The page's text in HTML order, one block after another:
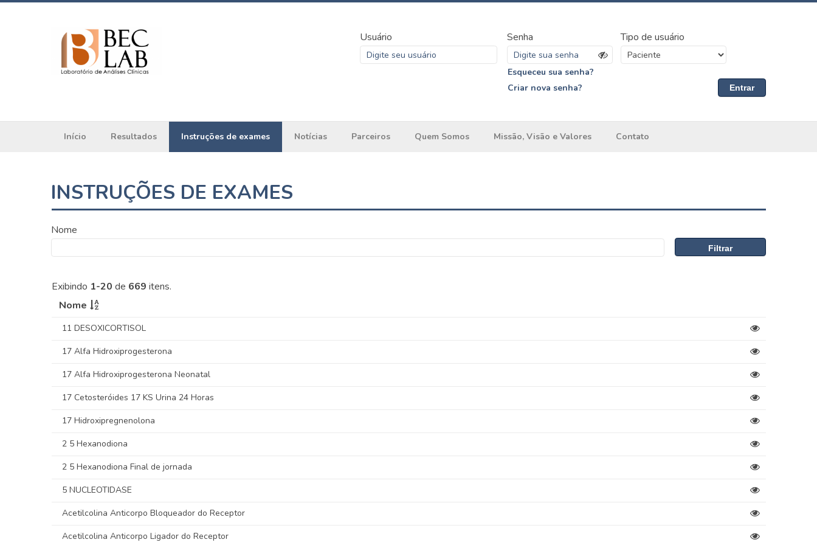
Usuário Senha
Esqueceu sua senha?
Criar nova senha?
Tipo de usuário
Entrar
Início Resultados Instruções de exames Notícias Parceiros Quem Somos Missão, Visão e Valores Contato
INSTRUÇÕES DE EXAMES
Nome
Filtrar
Exibindo 1-20 de 669 itens.
Nome
11 DESOXICORTISOL
17 Alfa Hidroxiprogesterona
17 Alfa Hidroxiprogesterona Neonatal
17 Cetosteróides 17 KS Urina 24 Horas
17 Hidroxipregnenolona
2 5 Hexanodiona
2 5 Hexanodiona Final de jornada
5 NUCLEOTIDASE
Acetilcolina Anticorpo Bloqueador do Receptor
Acetilcolina Anticorpo Ligador do Receptor